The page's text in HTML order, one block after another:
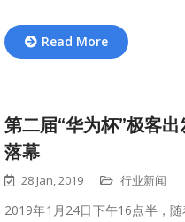
Read More
第二届“华为杯”极客
落幕
28 Jan, 2019 行业新闻
2019年1月24日下午16点半，